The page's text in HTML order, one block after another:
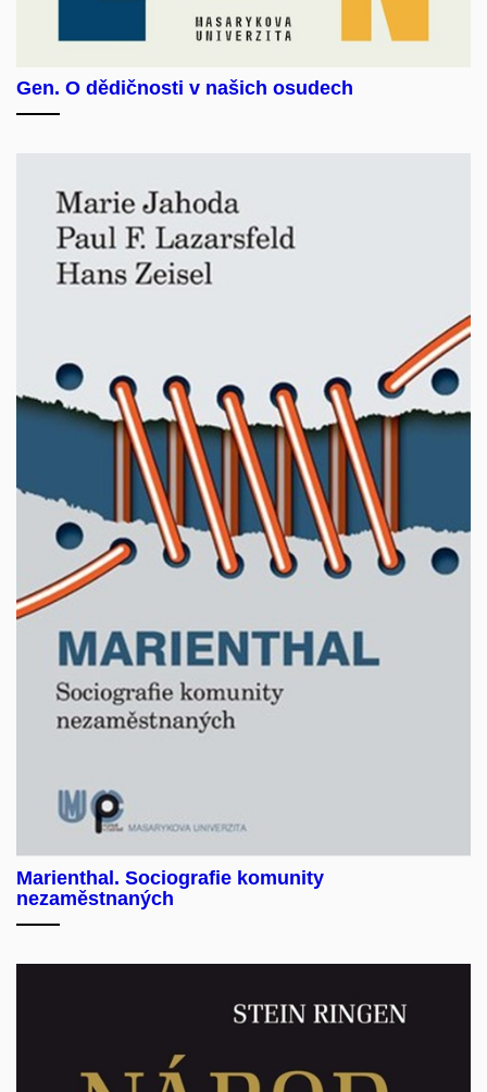
Gen. O dědičnosti v našich osudech
Marienthal. Sociografie komunity
nezaměstnaných